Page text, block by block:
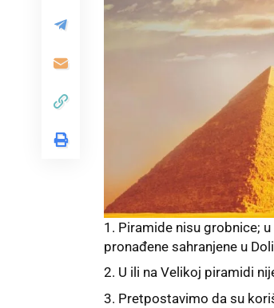
Piramide nisu grobnice;
pronađene sahranjene u
U ili na Velikoj piramidi
Pretpostavimo da su